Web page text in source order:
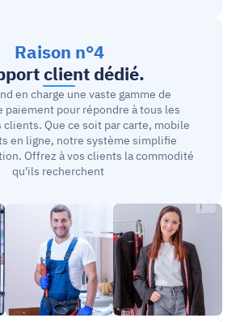
Raison n°4
client dédié.
en charge une vaste gamme de
paiement pour répondre à tous les
clients. Que ce soit par carte, mobile
en ligne, notre système simplifie
Offrez à vos clients la commodité
qu'ils recherchent